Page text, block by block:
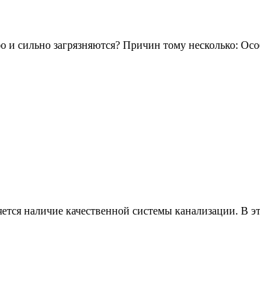
загрязняются? Причин тому несколько:
наличие качественной системы канализации. В